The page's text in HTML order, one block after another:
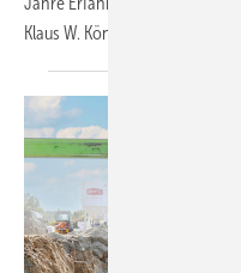
Klaus W. König klärt